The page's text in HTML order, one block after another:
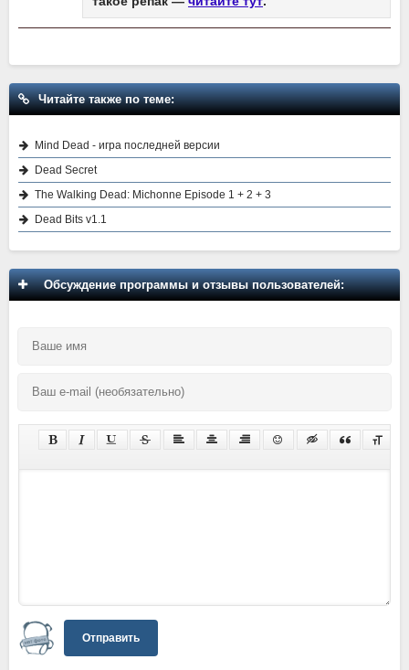
Читайте также по теме:
Mind Dead - игра последней версии
Dead Secret
The Walking Dead: Michonne Episode 1 + 2 + 3
Dead Bits v1.1
Обсуждение программы и отзывы пользователей:
Отправить